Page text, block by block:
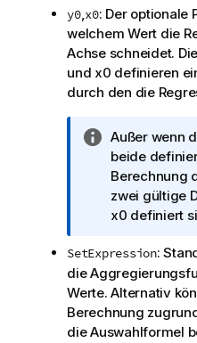
y0,x0: Der optionale
welchem Wert die
Achse schneidet.
und x0 definieren
durch den die
I
n
f
o
r
a
t
i
o
n
Außer wenn
beide
Berechnung
zwei gültige
x0 definiert
SetExpression:
die
Werte. Alternativ
Berechnung
die Auswahlformel